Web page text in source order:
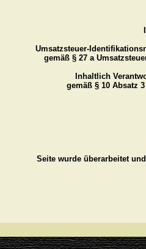
Umsatzsteuer-
gemäß § 27 a
Inhaltlich
gemäß § 10 Absatz
Seite wurde überarbeitet